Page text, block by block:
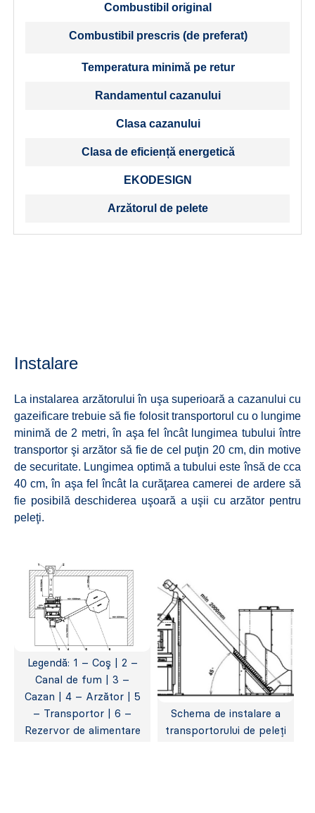
Combustibil original
Combustibil prescris (de preferat)
Temperatura minimă pe retur
Randamentul cazanului
Clasa cazanului
Clasa de eficiență energetică
EKODESIGN
Arzătorul de pelete
Instalare
La instalarea arzătorului în uşa superioară a cazanului cu
gazeificare trebuie să fie folosit transportorul cu o lungime
minimă de 2 metri, în aşa fel încât lungimea tubului între
transportor şi arzător să fie de cel puţin 20 cm, din motive
de securitate. Lungimea optimă a tubului este însă de cca
40 cm, în aşa fel încât la curăţarea camerei de ardere să
fie posibilă deschiderea uşoară a uşii cu arzător pentru
peleţi.
Legendă: 1 – Coş | 2 –
Canal de fum | 3 –
Cazan | 4 – Arzător | 5
– Transportor | 6 –
Rezervor de alimentare
Schema de instalare a
transportorului de peleți